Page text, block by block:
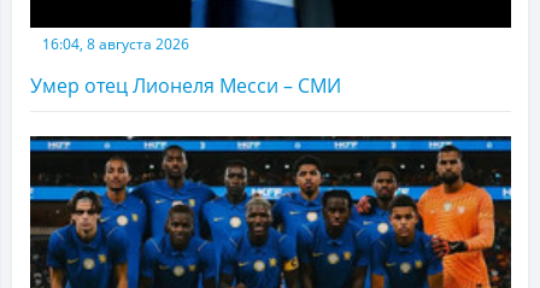
16:04, 8 августа 2026
Умер отец Лионеля Месси – СМИ